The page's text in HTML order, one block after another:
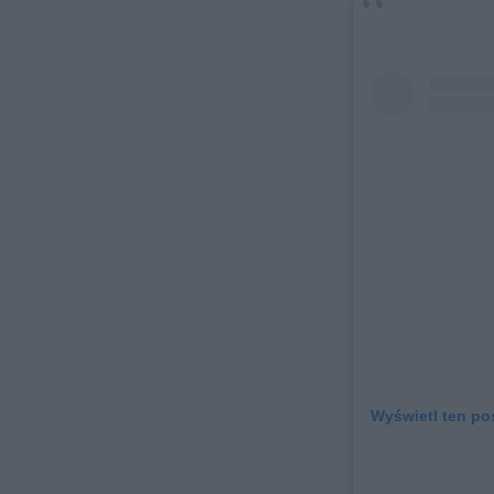
Wyświetl ten